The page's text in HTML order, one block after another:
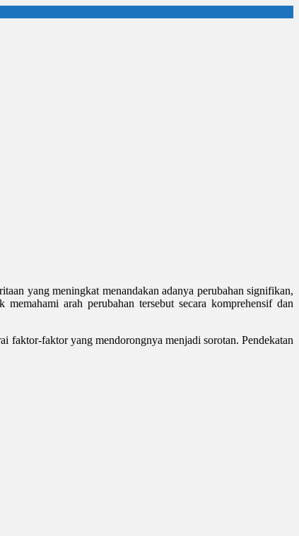
yang meningkat menandakan adanya perubahan signifikan,
arah perubahan tersebut secara komprehensif dan
faktor-faktor yang mendorongnya menjadi sorotan. Pendekatan